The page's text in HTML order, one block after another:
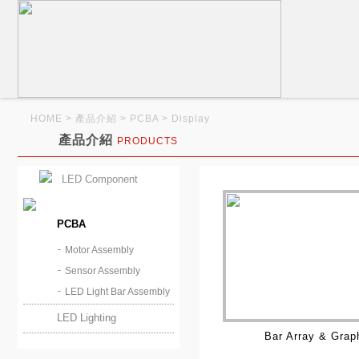
HOME > 產品介紹 > PCBA > Display
產品介紹 PRODUCTS
LED Component
PCBA
Motor Assembly
Sensor Assembly
LED Light Bar Assembly
LED Lighting
Bar Array &